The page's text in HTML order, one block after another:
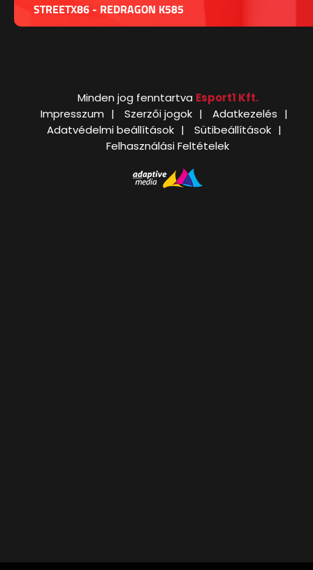
STREETX86 - REDRAGON K585
Minden jog fenntartva Esport1 Kft.
Impresszum
Szerzői jogok
Adatkezelés
Adatvédelmi beállítások
Sütibeállítások
Felhasználási Feltételek